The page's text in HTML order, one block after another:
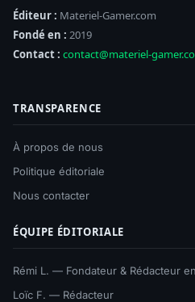
Éditeur : Materiel-Gamer.com
Fondé en : 2019
Contact : contact@materiel-
TRANSPARENCE
À propos de nous
Politique éditoriale
Nous contacter
ÉQUIPE ÉDITORIALE
Rémi L. — Fondateur & Rédacteur
Loïc F. — Rédacteur